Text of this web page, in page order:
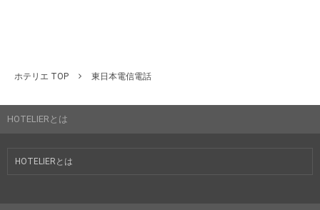
ホテリエ TOP 東日本電信電話
HOTELIERとは
HOTELIERとは